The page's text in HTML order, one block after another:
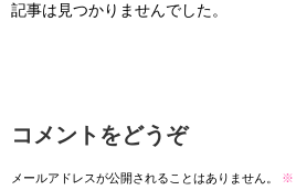
記事は見つかりませんでした。
コメントをどうぞ
メールアドレスが公開されることはありません。 ※